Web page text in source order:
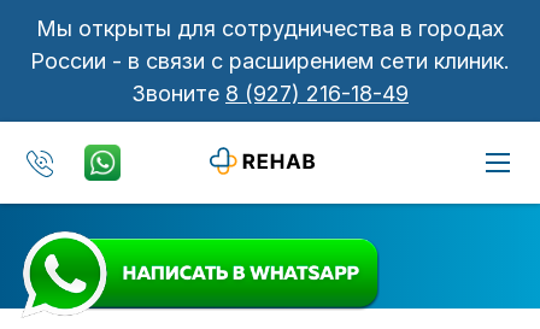
Мы открыты для сотрудничества в городах
России - в связи с расширением сети клиник.
Звоните 8 (927) 216-18-49